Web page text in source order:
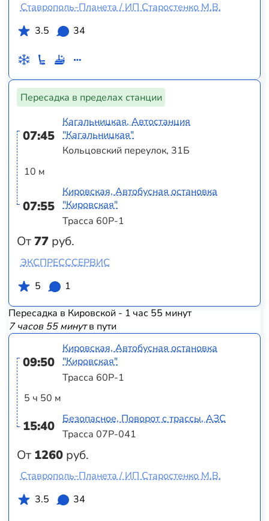
Ставрополь-Планета / ИП Старостенко М.В.
3.5
34
Пересадка в пределах станции
07:45
10 м
07:55
От77 руб.
Кагальницкая, Автостанция
"Кагальницкая"
Кольцовский переулок, 31Б
Кировская, Автобусная остановка
"Кировская"
Трасса 60Р-1
ЭКСПРЕСССЕРВИС
5
1
Пересадка в Кировской - 1 час 55 минут
7 часов 55 минутв пути
09:50
5 ч 50 м
15:40
От 1260 руб.
Кировская, Автобусная остановка
"Кировская"
Трасса 60Р-1
Безопасное, Поворот с трассы, АЗС
Трасса 07Р-041
Ставрополь-Планета / ИП Старостенко М.В.
3.5
34